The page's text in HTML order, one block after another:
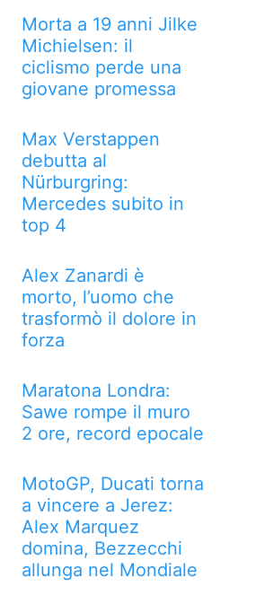
Morta a 19 anni Jilke
Michielsen: il
ciclismo perde una
giovane promessa
Max Verstappen
debutta al
Nürburgring:
Mercedes subito in
top 4
Alex Zanardi è
morto, l’uomo che
trasformò il dolore in
forza
Maratona Londra:
Sawe rompe il muro
2 ore, record epocale
MotoGP, Ducati torna
a vincere a Jerez:
Alex Marquez
domina, Bezzecchi
allunga nel Mondiale